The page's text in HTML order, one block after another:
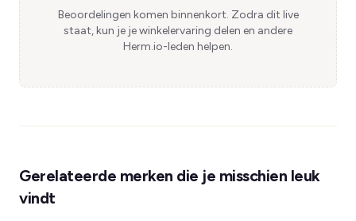
Beoordelingen komen binnenkort. Zodra dit live
staat, kun je je winkelervaring delen en andere
Herm.io-leden helpen.
Gerelateerde merken die je misschien leuk
vindt